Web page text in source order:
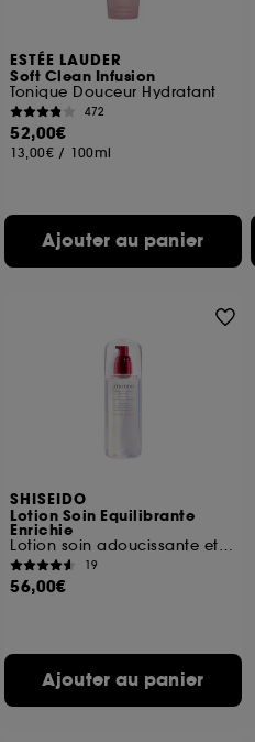
ESTÉE LAUDER
Soft Clean Infusion
Tonique Douceur Hydratant
472
52,00€
13,00€ / 100ml
Ajouter au panier
SHISEIDO
Lotion Soin Equilibrante
Enrichie
Lotion soin adoucissante et hydratante
19
56,00€
Ajouter au panier